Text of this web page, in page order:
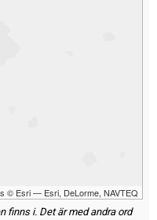
© Esri — Esri, DeLorme, NAVTEQ
finns i. Det är med andra ord